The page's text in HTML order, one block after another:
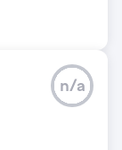
n/a